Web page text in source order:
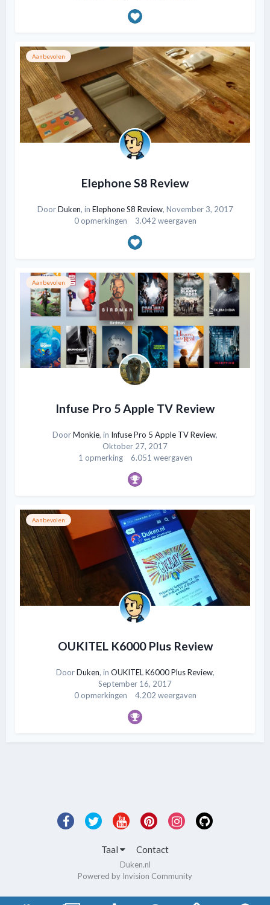
Aanbevolen
Elephone S8 Review
DoorDuken, in Elephone S8 Review, November 3, 2017
0 opmerkingen
3.042 weergaven
Aanbevolen
Infuse Pro 5 Apple TV Review
DoorMonkie, in Infuse Pro 5 Apple TV Review,
Oktober 27, 2017
1 opmerking
6.051 weergaven
Aanbevolen
OUKITEL K6000 Plus Review
DoorDuken, in OUKITEL K6000 Plus Review,
September 16, 2017
0 opmerkingen
4.202 weergaven
Taal Contact
Duken.nl
Powered by Invision Community